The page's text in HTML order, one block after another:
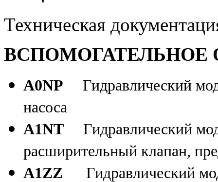
Техническая
ВСПОМОГАТЕЛЬНОЕ
A0NP Гидравлический
насоса
A1NT Гидравлический
расширительный клапан,
A1ZZ Гидравлический